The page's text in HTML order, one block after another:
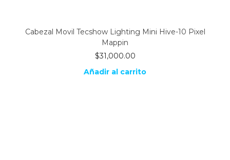
Cabezal Movil Tecshow Lighting Mini Hive-10 Pixel
Mappin
$31,000.00
Añadir al carrito